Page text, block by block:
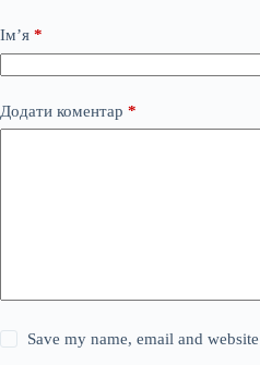
Ім’я *
Додати коментар *
Save my name, email and